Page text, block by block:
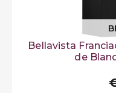
Bellavista
de